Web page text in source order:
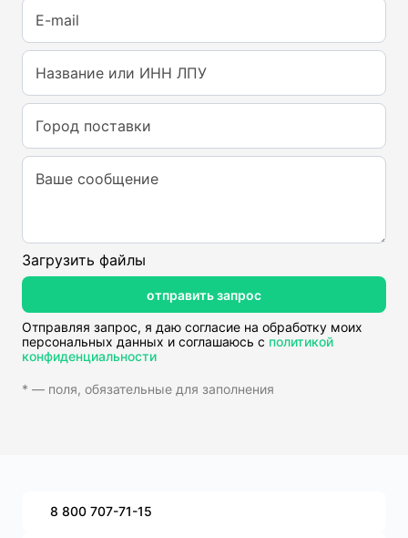
E-mail
Название или ИНН ЛПУ
Город поставки
Ваше сообщение
Загрузить файлы
отправить запрос
Отправляя запрос, я даю согласие на обработку моих
персональных данных и соглашаюсь с политикой
конфиденциальности
* — поля, обязательные для заполнения
8 800 707-71-15